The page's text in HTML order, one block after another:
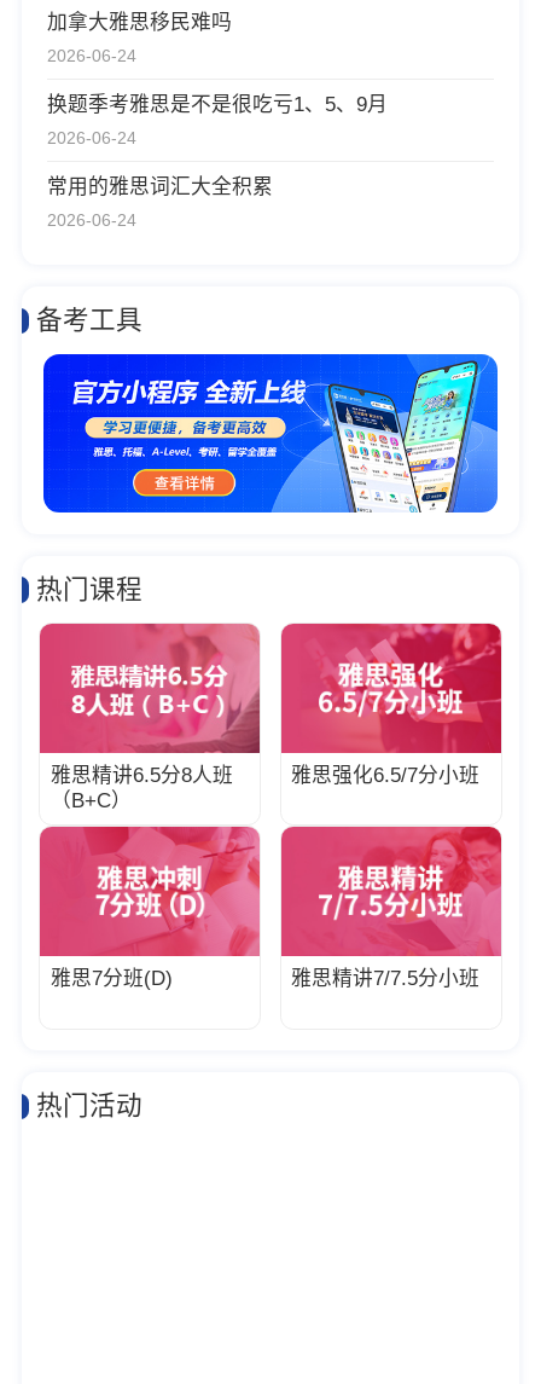
加拿大雅思移民难吗
2026-06-24
换题季考雅思是不是很吃亏1、5、9月
2026-06-24
常用的雅思词汇大全积累
2026-06-24
备考工具
热门课程
雅思精讲6.5分8人班
（B+C）
雅思强化6.5/7分小班
雅思7分班(D) 雅思精讲7/7.5分小班
热门活动